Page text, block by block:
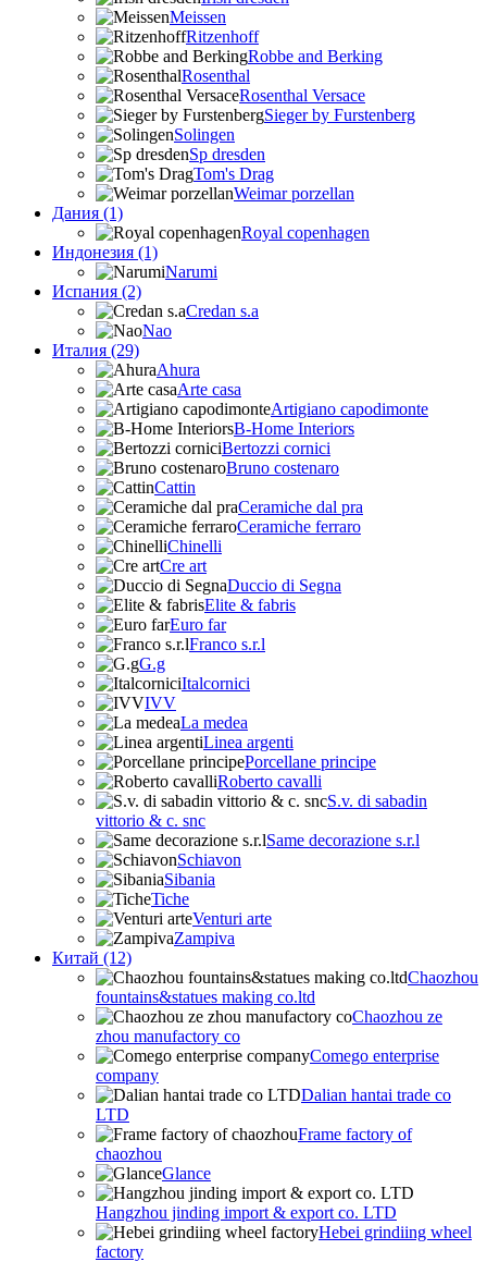
Meissen
Ritzenhoff
Robbe and Berking
Rosenthal
Rosenthal Versace
Sieger by Furstenberg
Solingen
Sp dresden
Tom's Drag
Weimar porzellan
Дания (1)
Royal copenhagen
Индонезия (1)
Narumi
Испания (2)
Credan s.a
Nao
Италия (29)
Ahura
Arte casa
Artigiano capodimonte
B-Home Interiors
Bertozzi cornici
Bruno costenaro
Cattin
Ceramiche dal pra
Ceramiche ferraro
Chinelli
Cre art
Duccio di Segna
Elite & fabris
Euro far
Franco s.r.l
G.g
Italcornici
IVV
La medea
Linea argenti
Porcellane principe
Roberto cavalli
S.v. di sabadin
vittorio & c. snc
Same decorazione s.r.l
Schiavon
Sibania
Tiche
Venturi arte
Zampiva
Китай (12)
Chaozhou
fountains&statues making co.ltd
Chaozhou ze
zhou manufactory co
Comego enterprise
company
Dalian hantai trade co
LTD
Frame factory of
chaozhou
Glance
Hangzhou jinding import & export co. LTD
Hebei grindiing wheel
factory